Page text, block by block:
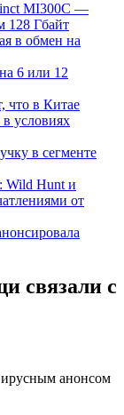
MI300C —
128 Гбайт
в обмен на
6 или 12
что в Китае
условиях
в сегменте
Wild Hunt и
от
связали с